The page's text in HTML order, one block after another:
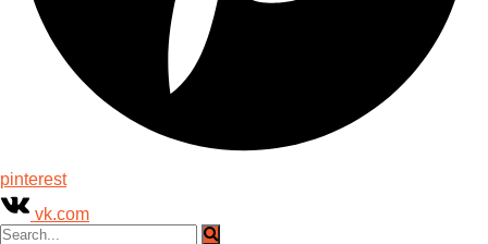
pinterest
vk.com